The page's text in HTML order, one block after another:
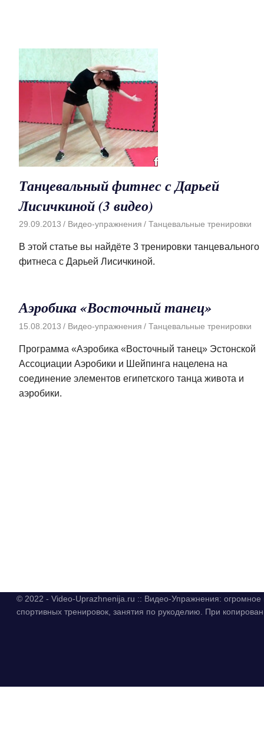
Танцевальный фитнес с Дарьей
Лисичкиной (3 видео)
29.09.2013 Видео-упражнения Танцевальные тренировки
В этой статье вы найдёте 3 тренировки танцевального
фитнеса с Дарьей Лисичкиной.
Аэробика «Восточный танец»
15.08.2013 Видео-упражнения Танцевальные тренировки
Программа «Аэробика «Восточный танец» Эстонской
Ассоциации Аэробики и Шейпинга нацелена на
соединение элементов египетского танца живота и
аэробики.
© 2022 - Video-Uprazhnenija.ru :: Видео-Упражнения:
спортивных тренировок, занятия по рукоделию. При